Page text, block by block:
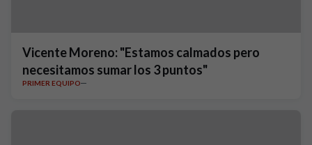
Vicente Moreno: "Estamos calmados pero
necesitamos sumar los 3 puntos"
PRIMER EQUIPO